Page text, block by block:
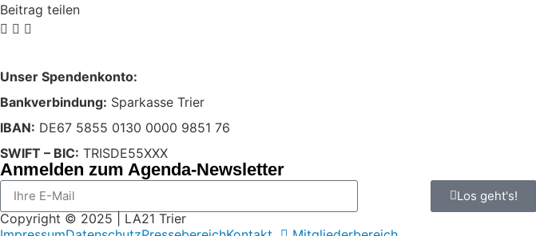
Beitrag teilen
Unser Spendenkonto:
Bankverbindung: Sparkasse Trier
IBAN: DE67 5855 0130 0000 9851 76
SWIFT – BIC: TRISDE55XXX
Anmelden zum Agenda-Newsletter
Los geht's!
Copyright © 2025 | LA21 Trier